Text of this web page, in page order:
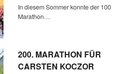
In diesem Sommer konnte der 100
Marathon…
200. MARATHON FÜR
CARSTEN KOCZOR